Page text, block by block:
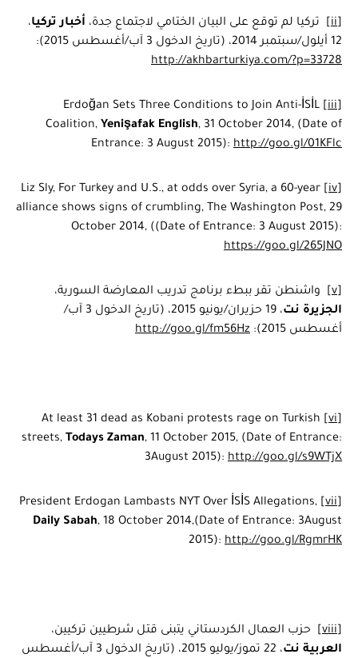
[ii] تركيا لم توقع على البيان الختامي لاجتماع جدة، أخبار تركيا،
12 أيلول/سبتمبر 2014، (تاريخ الدخول 3 آب/أغسطس 2015):
http://akhbarturkiya.com/?p=33728
[iii]
Erdoğan Sets Three Conditions to Join Anti-İSİL
Coalition, Yenişafak English, 31 October 2014, (Date of
Entrance: 3 August 2015): http://goo.gl/01KFlc
[iv]
Liz Sly, For Turkey and U.S., at odds over Syria, a 60-year
alliance shows signs of crumbling, The Washington Post, 29
October 2014, ((Date of Entrance: 3 August 2015):
https://goo.gl/265JNO
[v]
واشنطن تقر ببطء برنامج تدريب المعارضة السورية،
الجزيرة نت
، 19 حزيران/يونيو 2015، (تاريخ الدخول 3 آب/
أغسطس 2015):
http://goo.gl/fm56Hz
[vi]
At least 31 dead as Kobani protests rage on Turkish
streets, Todays Zaman, 11 October 2015, (Date of Entrance:
3August 2015): http://goo.gl/s9WTjX
[vii]
Daily Sabah, 18 October 2014,(Date of Entrance: 3August
2015): http://goo.gl/RgmrHK
[viii]
حزب العمال الكردستاني يتبنى قتل شرطيين تركيين،
العربية نت
، 22 تموز/يوليو 2015، (تاريخ الدخول 3 آب/أغسطس